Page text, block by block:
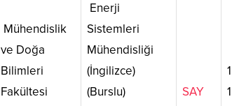
Mühendislik
ve Doğa
Bilimleri
Fakültesi
Enerji
Sistemleri
Mühendisliği
(İngilizce)
(Burslu)
SAY
1
1